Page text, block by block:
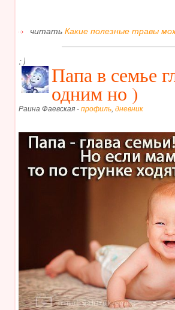
читать Какие полезные травы
:)
Папа в семье
одним но )
Раина Фаевская - профиль, дневник